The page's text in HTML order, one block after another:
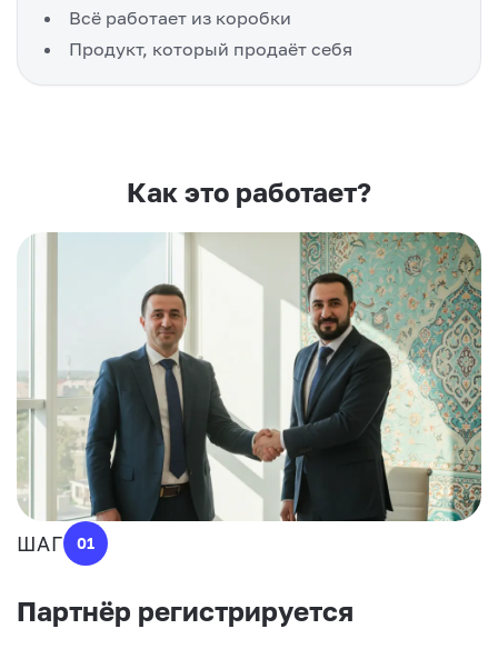
Всё работает из коробки
Продукт, который продаёт себя
Как это работает?
ШАГ 01
Партнёр регистрируется